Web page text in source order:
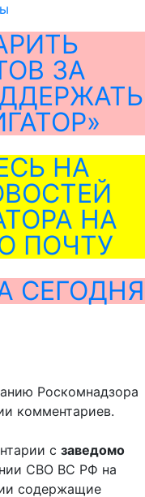
ЗА
НА
НА
ПОЧТУ
СЕГОДНЯ
Роскомнадзора
комментариев.
с заведомо
СВО ВС РФ на
содержащие